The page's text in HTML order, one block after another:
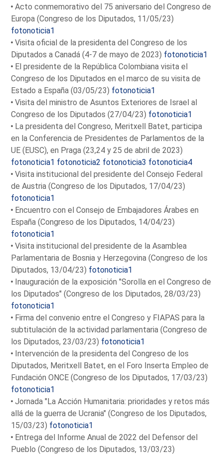
Acto conmemorativo del 75 aniversario del Congreso de
Europa (Congreso de los Diputados, 11/05/23)
fotonoticia1
Visita oficial de la presidenta del Congreso de los
Diputados a Canadá (4-7 de mayo de 2023) fotonoticia1
El presidente de la República Colombiana visita el
Congreso de los Diputados en el marco de su visita de
Estado a España (03/05/23) fotonoticia1
Visita del ministro de Asuntos Exteriores de Israel al
Congreso de los Diputados (27/04/23) fotonoticia1
La presidenta del Congreso, Meritxell Batet, participa
en la Conferencia de Presidentes de Parlamentos de la
UE (EUSC), en Praga (23,24 y 25 de abril de 2023)
fotonoticia1 fotonoticia2 fotonoticia3 fotonoticia4
Visita institucional del presidente del Consejo Federal
de Austria (Congreso de los Diputados, 17/04/23)
fotonoticia1
Encuentro con el Consejo de Embajadores Árabes en
España (Congreso de los Diputados, 14/04/23)
fotonoticia1
Visita institucional del presidente de la Asamblea
Parlamentaria de Bosnia y Herzegovina (Congreso de los
Diputados, 13/04/23) fotonoticia1
Inauguración de la exposición "Sorolla en el Congreso de
los Diputados" (Congreso de los Diputados, 28/03/23)
fotonoticia1
Firma del convenio entre el Congreso y FIAPAS para la
subtitulación de la actividad parlamentaria (Congreso de
los Diputados, 23/03/23) fotonoticia1
Intervención de la presidenta del Congreso de los
Diputados, Meritxell Batet, en el Foro Inserta Empleo de
Fundación ONCE (Congreso de los Diputados, 17/03/23)
fotonoticia1
Jornada "La Acción Humanitaria: prioridades y retos más
allá de la guerra de Ucrania" (Congreso de los Diputados,
15/03/23) fotonoticia1
Entrega del Informe Anual de 2022 del Defensor del
Pueblo (Congreso de los Diputados, 13/03/23)